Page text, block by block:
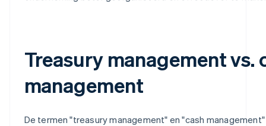
Treasury management vs.
management
De termen "treasury management" en "cash